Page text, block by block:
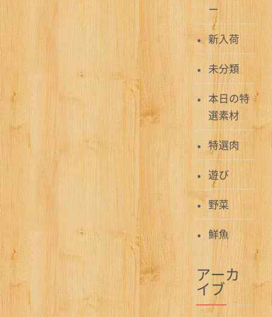
ン
ー
新入荷
未分類
本日の特
選素材
特選肉
遊び
野菜
鮮魚
アーカ
イブ